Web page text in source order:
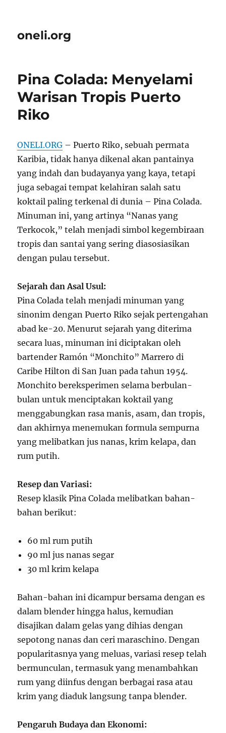
oneli.org
Pina Colada: Menyelami
Warisan Tropis Puerto
Riko
ONELI.ORG – Puerto Riko, sebuah permata
Karibia, tidak hanya dikenal akan pantainya
yang indah dan budayanya yang kaya, tetapi
juga sebagai tempat kelahiran salah satu
koktail paling terkenal di dunia – Pina Colada.
Minuman ini, yang artinya “Nanas yang
Terkocok,” telah menjadi simbol kegembiraan
tropis dan santai yang sering diasosiasikan
dengan pulau tersebut.
Sejarah dan Asal Usul:
Pina Colada telah menjadi minuman yang
sinonim dengan Puerto Riko sejak pertengahan
abad ke-20. Menurut sejarah yang diterima
secara luas, minuman ini diciptakan oleh
bartender Ramón “Monchito” Marrero di
Caribe Hilton di San Juan pada tahun 1954.
Monchito bereksperimen selama berbulan-
bulan untuk menciptakan koktail yang
menggabungkan rasa manis, asam, dan tropis,
dan akhirnya menemukan formula sempurna
yang melibatkan jus nanas, krim kelapa, dan
rum putih.
Resep dan Variasi:
Resep klasik Pina Colada melibatkan bahan-
bahan berikut:
60 ml rum putih
90 ml jus nanas segar
30 ml krim kelapa
Bahan-bahan ini dicampur bersama dengan es
dalam blender hingga halus, kemudian
disajikan dalam gelas yang dihias dengan
sepotong nanas dan ceri maraschino. Dengan
popularitasnya yang meluas, variasi resep telah
bermunculan, termasuk yang menambahkan
rum yang diinfus dengan berbagai rasa atau
krim yang diaduk langsung tanpa blender.
Pengaruh Budaya dan Ekonomi: